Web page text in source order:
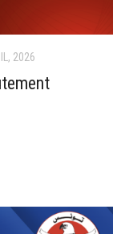
2026